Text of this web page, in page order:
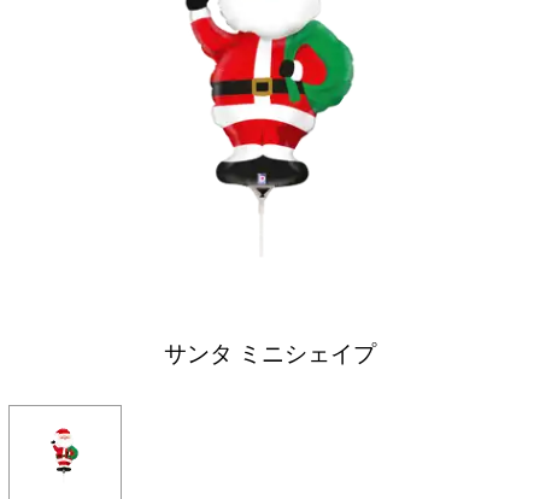
サンタ ミニシェイプ